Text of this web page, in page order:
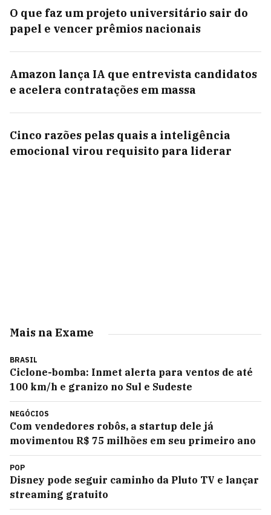
O que faz um projeto universitário sair do
papel e vencer prêmios nacionais
Amazon lança IA que entrevista candidatos
e acelera contratações em massa
Cinco razões pelas quais a inteligência
emocional virou requisito para liderar
Mais na Exame
BRASIL
Ciclone-bomba: Inmet alerta para ventos de até
100 km/h e granizo no Sul e Sudeste
NEGÓCIOS
Com vendedores robôs, a startup dele já
movimentou R$ 75 milhões em seu primeiro ano
POP
Disney pode seguir caminho da Pluto TV e lançar
streaming gratuito